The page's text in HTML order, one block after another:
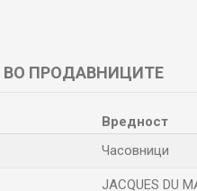
ПРОДАВНИЦИТЕ
Вредност
Часовници
JACQUES DU